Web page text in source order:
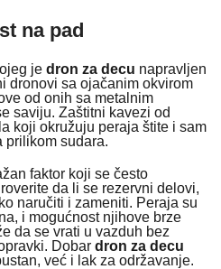
na pad
je dron za decu napravljen
dronovi sa ojačanim okvirom
od onih sa metalnim
saviju. Zaštitni kavezi od
koji okružuju peraja štite i sam
prilikom sudara.
faktor koji se često
da li se rezervni delovi,
naručiti i zameniti. Peraja su
i mogućnost njihove brze
da se vrati u vazduh bez
Dobar dron za decu
već i lak za održavanje.